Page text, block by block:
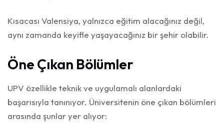
Kısacası Valensiya, yalnızca eğitim alacağınız değil,
aynı zamanda keyifle yaşayacağınız bir şehir olabilir.
Öne Çıkan Bölümler
UPV özellikle teknik ve uygulamalı alanlardaki
başarısıyla tanınıyor. Üniversitenin öne çıkan bölümleri
arasında şunlar yer alıyor: